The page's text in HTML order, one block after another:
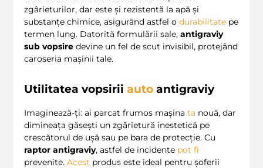
zgârieturilor, dar este și rezistentă la apă și
substanțe chimice, asigurând astfel o durabilitate pe
termen lung. Datorită formulării sale, antigraviy
sub vopsire devine un fel de scut invisibil, protejând
caroseria mașinii tale.
Utilitatea vopsirii auto antigraviy
Imaginează-ți: ai parcat frumos mașina ta nouă, dar
dimineața găsești un zgârietură inestetică pe
crescătorul de ușă sau pe bara de protecție. Cu
raptor antigraviy, astfel de incidente pot fi
prevenite. Acest produs este ideal pentru șoferii